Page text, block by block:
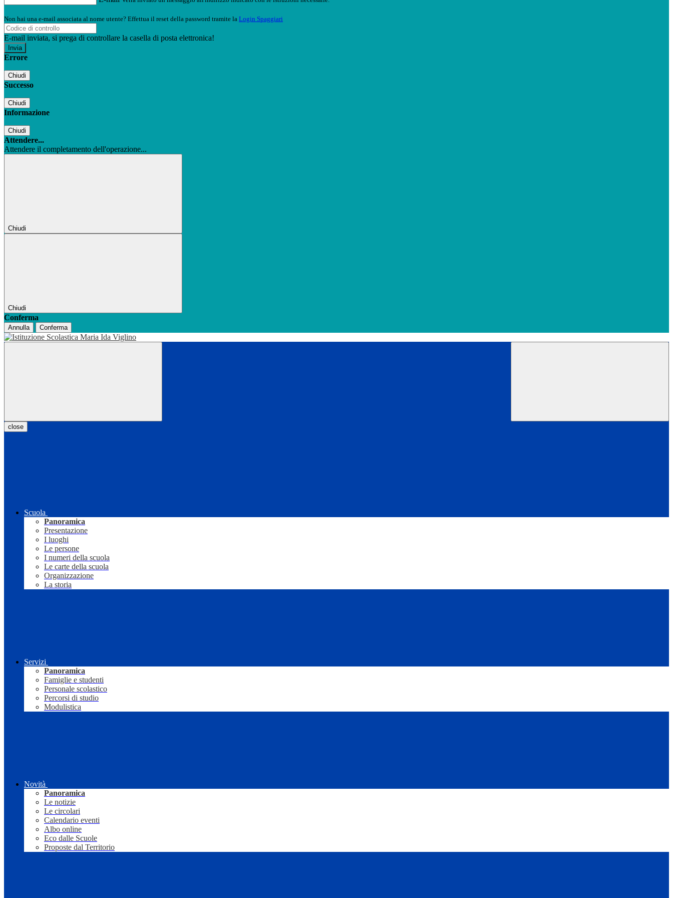
Non hai una e-mail associata al nome utente? Effettua il reset della password tramite la Login Spaggiari
E-mail inviata, si prega di controllare la casella di posta elettronica!
Errore
Chiudi
Successo
Chiudi
Informazione
Chiudi
Attendere...
Attendere il completamento dell'operazione...
Chiudi
Chiudi
Conferma
Annulla Conferma
close
Scuola
Panoramica
Presentazione
I luoghi
Le persone
I numeri della scuola
Le carte della scuola
Organizzazione
La storia
Servizi
Panoramica
Famiglie e studenti
Personale scolastico
Percorsi di studio
Modulistica
Novità
Panoramica
Le notizie
Le circolari
Calendario eventi
Albo online
Eco dalle Scuole
Proposte dal Territorio